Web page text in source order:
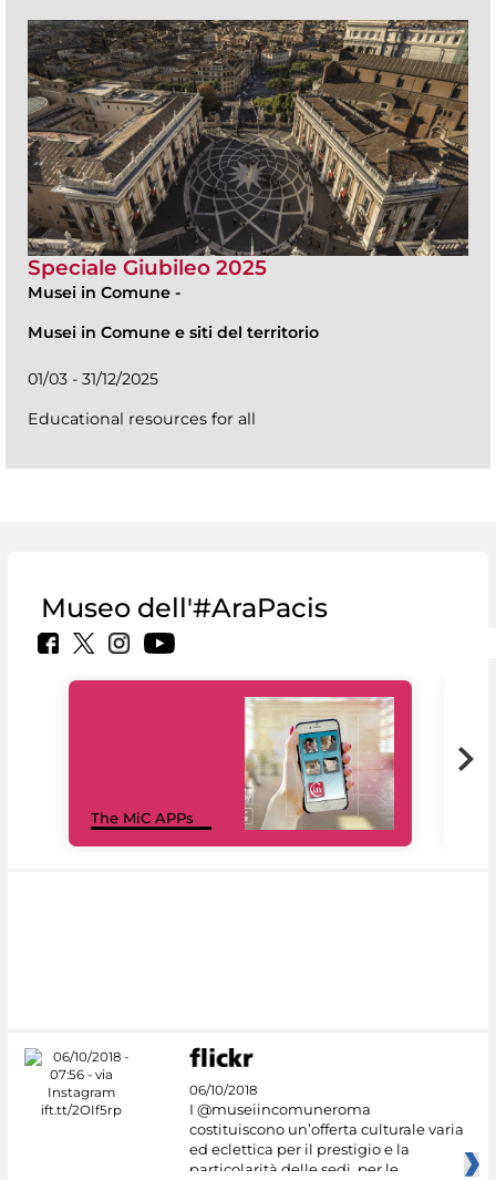
Speciale Giubileo 2025
Musei in Comune -
Musei in Comune e siti del territorio
01/03 - 31/12/2025
Educational resources for all
Museo dell'#AraPacis
The MiC APPs
06/10/2018
I @museiincomuneroma
costituiscono un’offerta culturale varia
ed eclettica per il prestigio e la
particolarità delle sedi, per le